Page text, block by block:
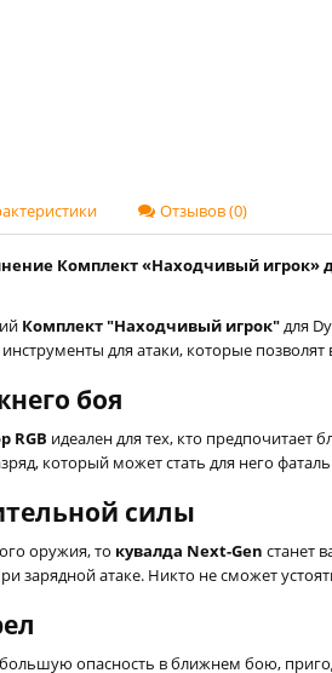
Отзывов (0)
Комплект «Находчивый игрок»
Комплект "Находчивый игрок"для
для атаки, которые позволят
боя
RGB идеален для тех, кто предпочитает
который может стать для него
силы
оружия, то кувалда Next-Gen станет
зарядной атаке. Никто не сможет
большую опасность в ближнем бою,